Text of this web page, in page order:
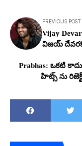
PREVIOUS POST
Vijay
విజ‌య్
Prabhas: ఒకటి
హిట్స్ ను